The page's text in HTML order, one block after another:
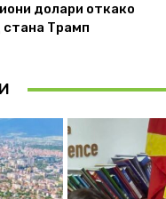
долари откако
Трамп